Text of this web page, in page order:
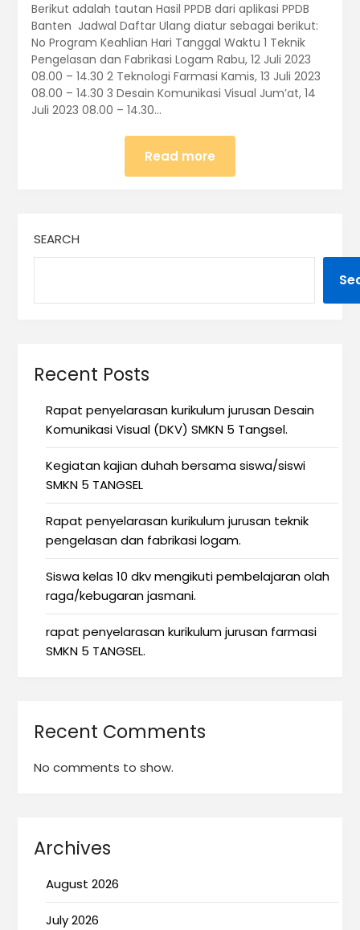
Berikut adalah tautan Hasil PPDB dari aplikasi PPDB
Banten Jadwal Daftar Ulang diatur sebagai berikut:
No Program Keahlian Hari Tanggal Waktu 1 Teknik
Pengelasan dan Fabrikasi Logam Rabu, 12 Juli 2023
08.00 – 14.30 2 Teknologi Farmasi Kamis, 13 Juli 2023
08.00 – 14.30 3 Desain Komunikasi Visual Jum’at, 14
Juli 2023 08.00 – 14.30…
Read more
SEARCH
Recent Posts
Rapat penyelarasan kurikulum jurusan Desain
Komunikasi Visual (DKV) SMKN 5 Tangsel.
Kegiatan kajian duhah bersama siswa/siswi
SMKN 5 TANGSEL
Rapat penyelarasan kurikulum jurusan teknik
pengelasan dan fabrikasi logam.
Siswa kelas 10 dkv mengikuti pembelajaran olah
raga/kebugaran jasmani.
rapat penyelarasan kurikulum jurusan farmasi
SMKN 5 TANGSEL.
Recent Comments
No comments to show.
Archives
August 2026
July 2026